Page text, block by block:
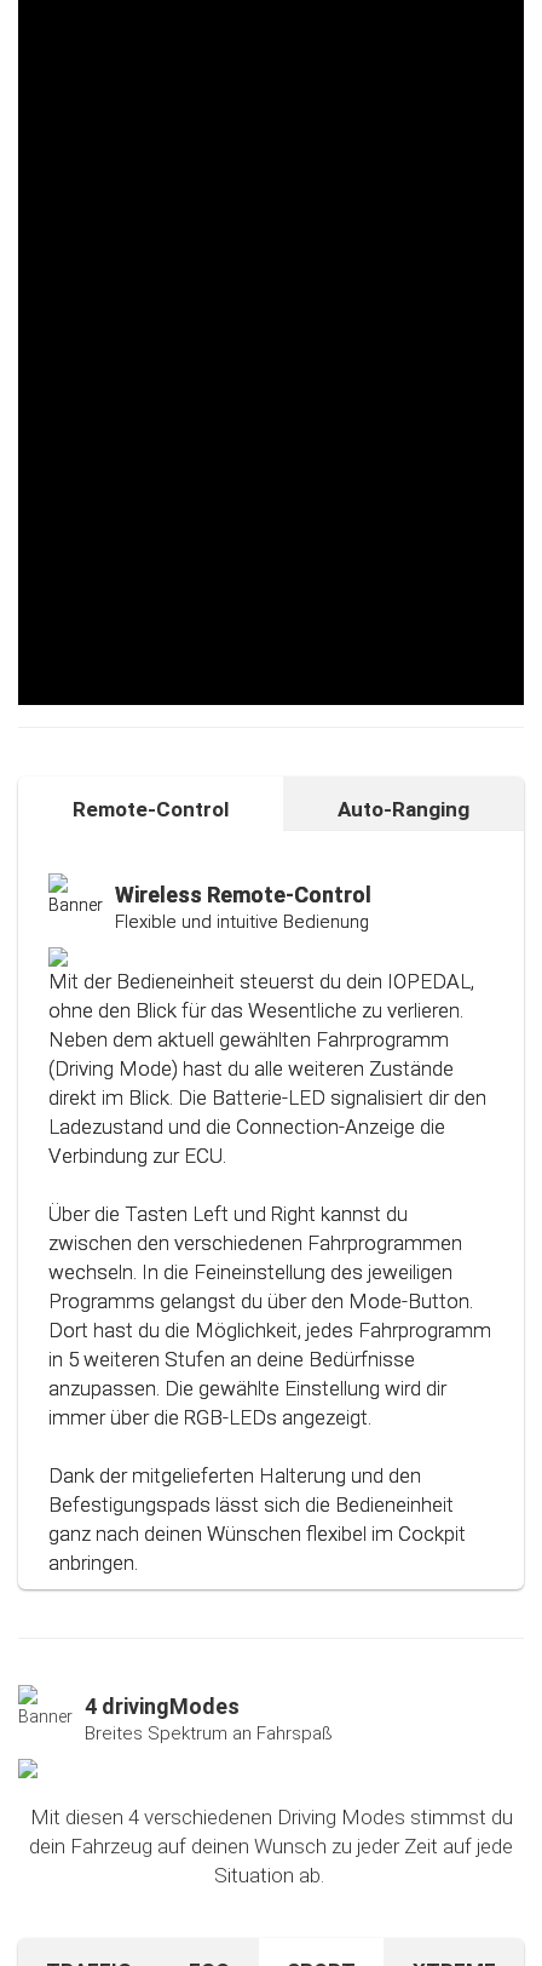
Remote-Control Auto-Ranging
Wireless Remote-Control
Flexible und intuitive Bedienung
Mit der Bedieneinheit steuerst du dein IOPEDAL,
ohne den Blick für das Wesentliche zu verlieren.
Neben dem aktuell gewählten Fahrprogramm
(Driving Mode) hast du alle weiteren Zustände
direkt im Blick. Die Batterie-LED signalisiert dir den
Ladezustand und die Connection-Anzeige die
Verbindung zur ECU.
Über die Tasten Left und Right kannst du
zwischen den verschiedenen Fahrprogrammen
wechseln. In die Feineinstellung des jeweiligen
Programms gelangst du über den Mode-Button.
Dort hast du die Möglichkeit, jedes Fahrprogramm
in 5 weiteren Stufen an deine Bedürfnisse
anzupassen. Die gewählte Einstellung wird dir
immer über die RGB-LEDs angezeigt.
Dank der mitgelieferten Halterung und den
Befestigungspads lässt sich die Bedieneinheit
ganz nach deinen Wünschen flexibel im Cockpit
anbringen.
Kalibrierungsfunktion
Das Steuergerät (ECU) verfügt über eine
intelligente Kalibrierfunktion. Direkt nach dem
Einbau des IOPEDAL werden alle notwendigen
Informationen des Gaspedals automatisch
analysiert und zu einem optimierten individuellen
Kennfeld verarbeitet. Dadurch werden die
einzelnen Fahrmodi (Fahrprogramme)
automatisch an die Charakteristik des Gaspedals
Technologie werden alle Potenziale deines
Fahrzeuges erkannt und können optimal genutzt
werden.
4 drivingModes
Breites Spektrum an Fahrspaß
Mit diesen 4 verschiedenen Driving Modes stimmst du
dein Fahrzeug auf deinen Wunsch zu jeder Zeit auf jede
Situation ab.